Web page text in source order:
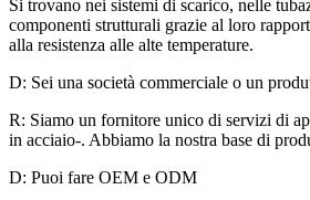
Si trovano nei sistemi di scarico, nelle
componenti strutturali grazie al loro
alla resistenza alle alte temperature.
D: Sei una società commerciale o un
R: Siamo un fornitore unico di servizi di
in acciaio-. Abbiamo la nostra base di
D: Puoi fare OEM e ODM